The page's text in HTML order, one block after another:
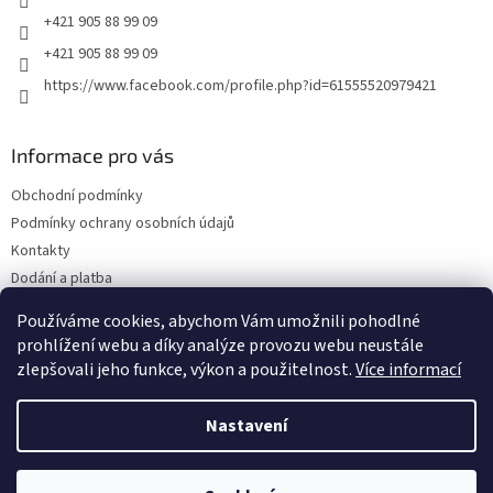
Používáme cookies, abychom Vám umožnili pohodlné
prohlížení webu a díky analýze provozu webu neustále
zlepšovali jeho funkce, výkon a použitelnost.Více informací
Nastavení
+421 905 88 99 09
+421 905 88 99 09
https://www.facebook.com/profile.php?id=61555520979421
Informace pro vás
Obchodní podmínky
Podmínky ochrany osobních údajů
Kontakty
Dodání a platba
Hodnocení obchodu
Vytvořil Shoptet